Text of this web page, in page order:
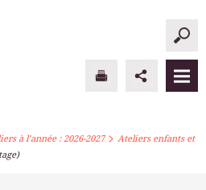
ATELIERS
à l’année : 2026-2027> Ateliers enfants et